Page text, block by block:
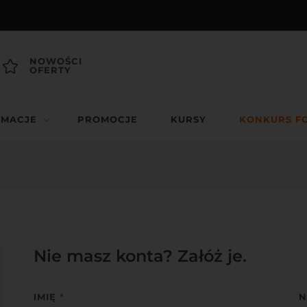
NOWOŚCI
OFERTY
PROMOCJE KURSY KONKURS
Nie masz konta? Załóż je.
IMIĘ *